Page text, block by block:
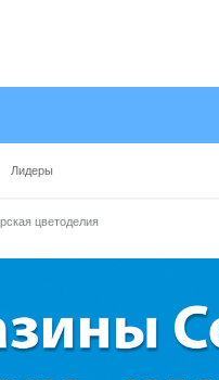
Лидеры
цветоделия